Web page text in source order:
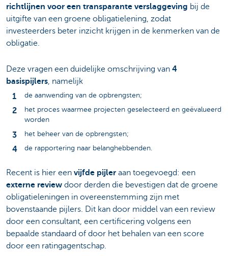
richtlijnen voor een transparante verslaggeving bij de
uitgifte van een groene obligatielening, zodat
investeerders beter inzicht krijgen in de kenmerken van de
obligatie.
Deze vragen een duidelijke omschrijving van 4
basispijlers, namelijk
de aanwending van de opbrengsten;
het proces waarmee projecten geselecteerd en geëvalueerd
worden
het beheer van de opbrengsten;
de rapportering naar belanghebbenden.
Recent is hier een vijfde pijler aan toegevoegd: een
externe review door derden die bevestigen dat de groene
obligatieleningen in overeenstemming zijn met
bovenstaande pijlers. Dit kan door middel van een review
door een consultant, een certificering volgens een
bepaalde standaard of door het behalen van een score
door een ratingagentschap.